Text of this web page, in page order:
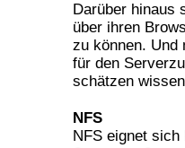
Darüber hinaus
über ihren
zu können. Und
für den
schätzen
NFS
NFS eignet